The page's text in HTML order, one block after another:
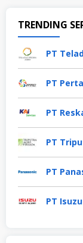
TRENDING
PT
PT
PT
PT
PT
PT